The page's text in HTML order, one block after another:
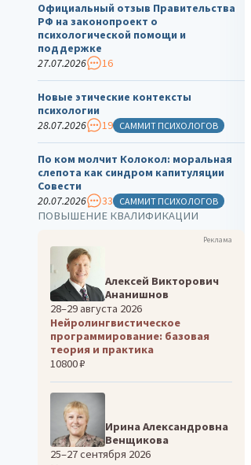
Официальный отзыв Правительства
РФ на законопроект о
психологической помощи и
поддержке
27.07.2026
16
Новые этические контексты
психологии
28.07.2026
19 САММИТ ПСИХОЛОГОВ
По ком молчит Колокол: моральная
слепота как синдром капитуляции
Совести
20.07.2026
33 САММИТ ПСИХОЛОГОВ
ПОВЫШЕНИЕ КВАЛИФИКАЦИИ
Реклама
Алексей Викторович
Ананишнов
28–29 августа 2026
Нейролингвистическое
программирование: базовая
теория и практика
10800 ₽
Ирина Александровна
Венщикова
25–27 сентября 2026